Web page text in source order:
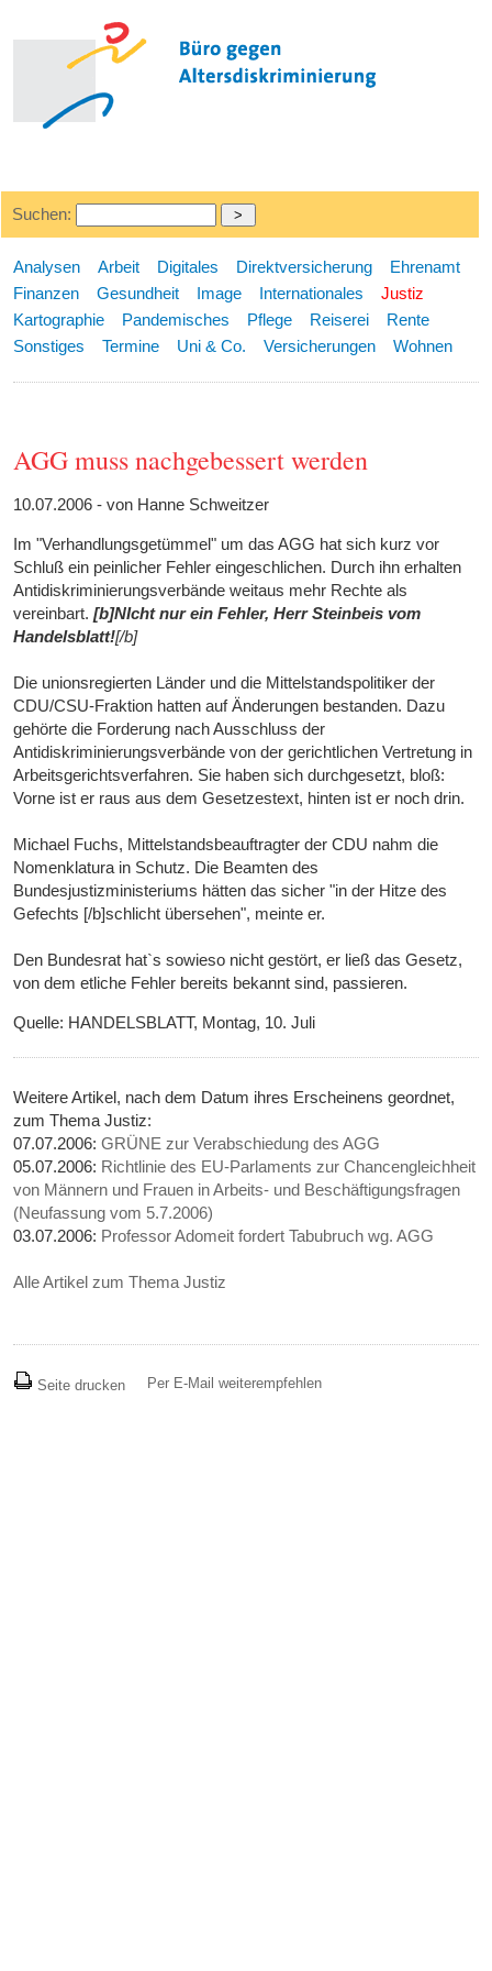
Suchen:
Analysen Arbeit Digitales Direktversicherung
Ehrenamt
Finanzen
Gesundheit Image Internationales
Justiz
Kartographie
Pandemisches Pflege Reiserei
Rente
Sonstiges
Termine Uni & Co. Versicherungen Wohnen
AGG muss nachgebessert werden
10.07.2006 - von Hanne Schweitzer
Im "Verhandlungsgetümmel" um das AGG hat sich kurz vor
Schluß ein peinlicher Fehler eingeschlichen. Durch ihn erhalten
Antidiskriminierungsverbände weitaus mehr Rechte als
vereinbart.[b]NIcht nur ein Fehler, Herr Steinbeis vom
Handelsblatt![/b]
Die unionsregierten Länder und die Mittelstandspolitiker der
CDU/CSU-Fraktion hatten auf Änderungen bestanden. Dazu
gehörte die Forderung nach Ausschluss der
Antidiskriminierungsverbände von der gerichtlichen Vertretung in
Arbeitsgerichtsverfahren. Sie haben sich durchgesetzt, bloß:
Vorne ist er raus aus dem Gesetzestext, hinten ist er noch drin.
Michael Fuchs, Mittelstandsbeauftragter der CDU nahm die
Nomenklatura in Schutz. Die Beamten des
Bundesjustizministeriums hätten das sicher "in der Hitze des
Gefechts [/b]schlicht übersehen", meinte er.
Den Bundesrat hat`s sowieso nicht gestört, er ließ das Gesetz,
von dem etliche Fehler bereits bekannt sind, passieren.
Quelle: HANDELSBLATT, Montag, 10. Juli
Weitere Artikel, nach dem Datum ihres Erscheinens geordnet,
zum Thema Justiz:
07.07.2006:GRÜNE zur Verabschiedung des AGG
05.07.2006: Richtlinie des EU-Parlaments zur Chancengleichheit
von Männern und Frauen in Arbeits- und Beschäftigungsfragen
(Neufassung vom 5.7.2006)
03.07.2006: Professor Adomeit fordert Tabubruch wg. AGG
Alle Artikel zum Thema Justiz
Seite drucken Per E-Mail weiterempfehlen